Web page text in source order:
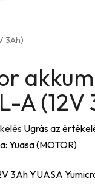
3Ah)
A (12V
Ugrás az
Yuasa (MOTOR)
3Ah YUASA